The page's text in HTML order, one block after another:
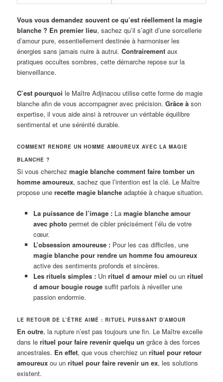
Vous vous demandez souvent ce qu’est réellement la magie
blanche ? En premier lieu, sachez qu’il s’agit d’une sorcellerie
d’amour pure, essentiellement destinée à harmoniser les
énergies sans jamais nuire à autrui.Contrairement aux
pratiques occultes sombres, cette démarche repose sur la
bienveillance.
C’est pourquoi le Maître Adjinacou utilise cette forme de magie
blanche afin de vous accompagner avec précision.Grâce à son
expertise, il vous aide ainsi à retrouver un véritable équilibre
sentimental et une sérénité durable.
COMMENT RENDRE UN HOMME AMOUREUX AVEC LA MAGIE
BLANCHE ?
Si vous cherchezmagie blanche comment faire tomber un
homme amoureux, sachez que l’intention est la clé. Le Maître
propose unerecette magie blanche adaptée à chaque situation.
La puissance de l’image :La magie blanche amour
avec photopermet de cibler précisément l’élu de votre
cœur.
L’obsession amoureuse :Pour les cas difficiles, une
magie blanche pour rendre un homme fou amoureux
active des sentiments profonds et sincères.
Les rituels simples :Un rituel d amour miel ou un rituel
d amour bougie rougesuffit parfois à réveiller une
passion endormie.
LE RETOUR DE L’ÊTRE AIMÉ : RITUEL PUISSANT D’AMOUR
En outre, la rupture n’est pas toujours une fin. Le Maître excelle
dans lerituel pour faire revenir quelqu un grâce à des forces
ancestrales. En effet, que vous cherchiez unrituel pour retour
amoureux ou unrituel pour faire revenir un ex, les solutions
existent.